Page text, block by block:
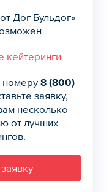
Дог Бульдог»
кейтеринги
номеру8 (800)
заявку,
несколько
от лучших